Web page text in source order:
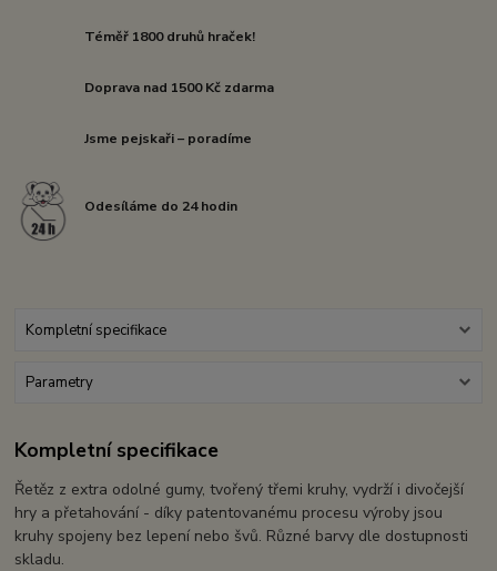
Téměř 1800 druhů hraček!
Doprava nad 1500 Kč zdarma
Jsme pejskaři – poradíme
Odesíláme do 24 hodin
Kompletní specifikace
Parametry
Kompletní specifikace
Řetěz z extra odolné gumy, tvořený třemi kruhy, vydrží i divočejší
hry a přetahování - díky patentovanému procesu výroby jsou
kruhy spojeny bez lepení nebo švů. Různé barvy dle dostupnosti
skladu.